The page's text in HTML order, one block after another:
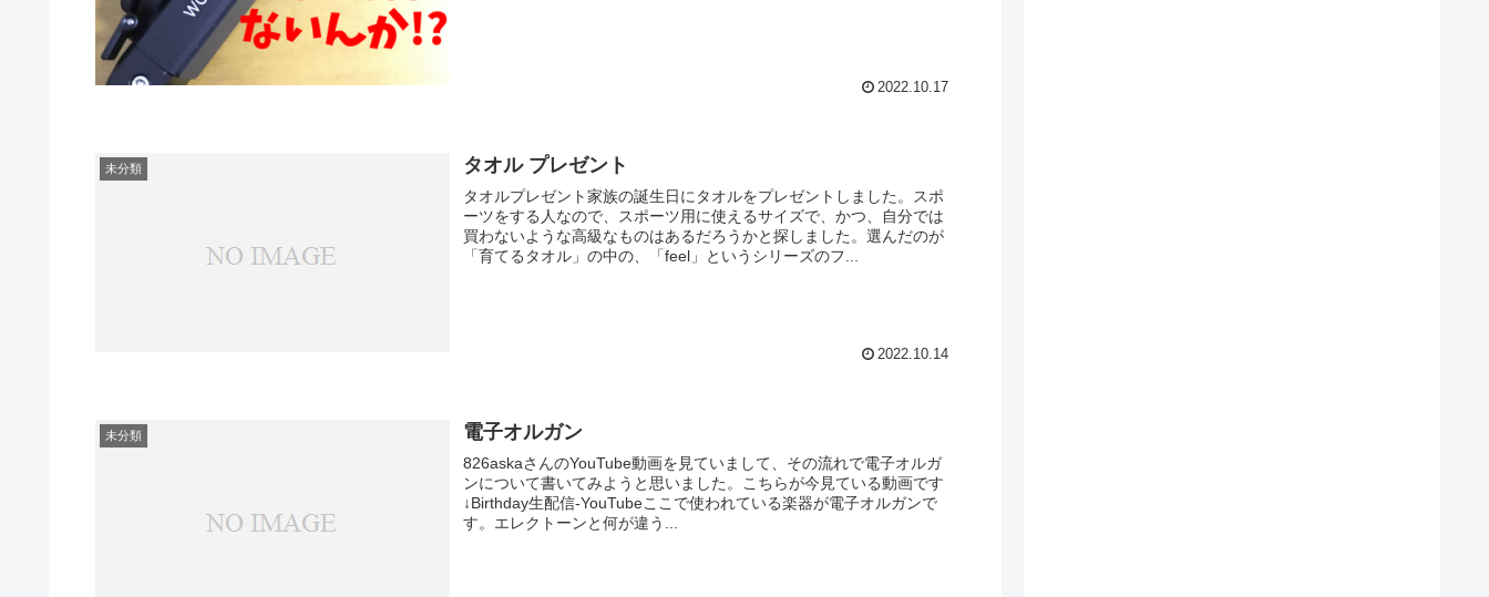
2022.10.17
未分類 タオル プレゼント
タオルプレゼント家族の誕生日にタオルをプレゼントしました。スポ
ーツをする人なので、スポーツ用に使えるサイズで、かつ、自分では
買わないような高級なものはあるだろうかと探しました。選んだのが
「育てるタオル」の中の、「feel」というシリーズのフ...
2022.10.14
未分類 電子オルガン
826askaさんのYouTube動画を見ていまして、その流れで電子オルガ
ンについて書いてみようと思いました。こちらが今見ている動画です
↓Birthday生配信-YouTubeここで使われている楽器が電子オルガンで
す。エレクトーンと何が違う...